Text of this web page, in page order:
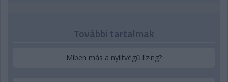
További tartalmak
Miben más a nyíltvégű lízing?